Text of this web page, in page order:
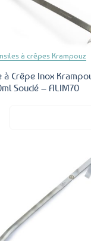
à crêpes Krampouz
à Crêpe Inox
Soudé – ALIM70